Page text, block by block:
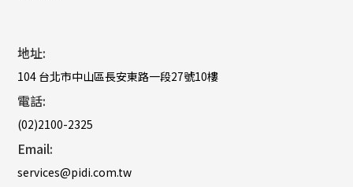
地址:
104 台北市中山區長安東路一段27號10樓
電話:
(02)2100-2325
Email:
services@pidi.com.tw